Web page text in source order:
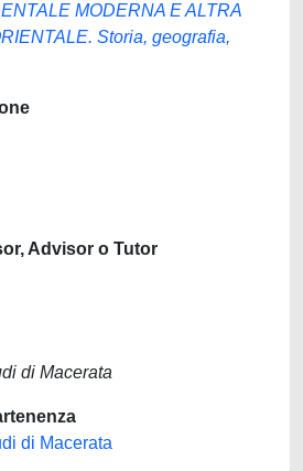
MODERNA E ALTRA
Storia, geografia,
Advisor o Tutor
di Macerata
di Macerata